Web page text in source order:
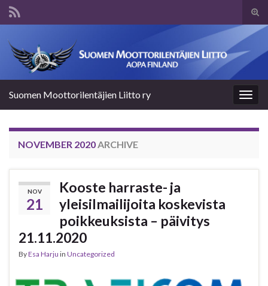
Suomen Moottorilentäjien Liitto ry
NOVEMBER 2020ARCHIVE
NOV
21
Kooste harraste- ja
yleisilmailijoita koskevista
poikkeuksista – päivitys
21.11.2020
ByEsa Harju in Uncategorized